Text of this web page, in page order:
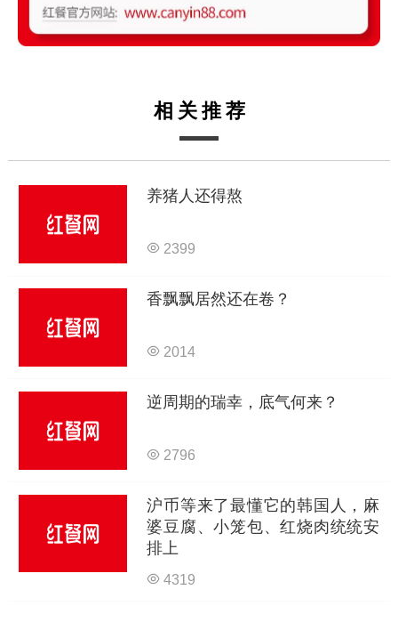
相关推荐
养猪人还得熬
2399
香飘飘居然还在卷？
2014
逆周期的瑞幸，底气何来？
2796
沪币等来了最懂它的韩国人，麻
婆豆腐、小笼包、红烧肉统统安
排上
4319